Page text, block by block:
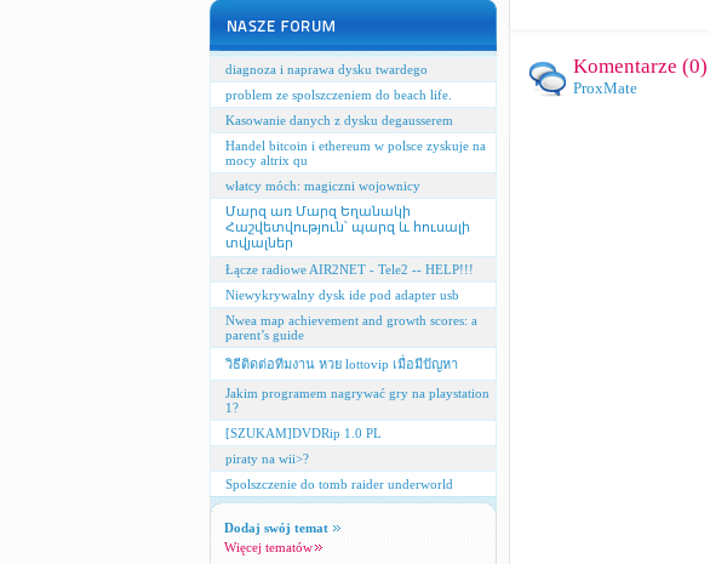
diagnoza i naprawa dysku twardego
problem ze spolszczeniem do beach life.
Kasowanie danych z dysku degausserem
Handel bitcoin i ethereum w polsce zyskuje na
mocy altrix qu
włatcy móch: magiczni wojownicy
Մարզ առ Մարզ Եղանակի
Հաշվետվություն՝ պարզ և հուսալի
տվյալներ
Łącze radiowe AIR2NET - Tele2 -- HELP!!!
Niewykrywalny dysk ide pod adapter usb
Nwea map achievement and growth scores: a
parent’s guide
วิธีติดต่อทีมงาน หวย lottovip เมื่อมีปัญหา
Jakim programem nagrywać gry na playstation
1?
[SZUKAM]DVDRip 1.0 PL
piraty na wii>?
Spolszczenie do tomb raider underworld
Dodaj swój temat
Więcej tematów
Komentarze (0)
ProxMate